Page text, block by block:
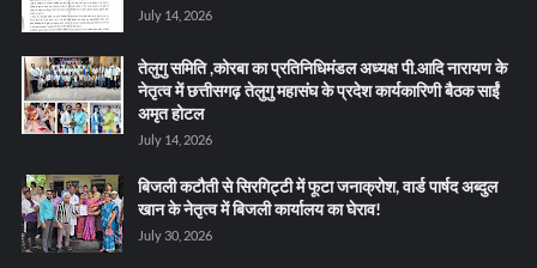
July 14, 2026
तेलुगु समिति ,कोरबा का प्रतिनिधिमंडल अध्यक्ष पी.आदि नारायण के
नेतृत्व में छत्तीसगढ़ तेलुगु महासंघ के प्रदेश कार्यकारिणी बैठक साईं
अमृत होटल
July 14, 2026
बिजली कटौती से सिरगिट्टी में फूटा जनाक्रोश, वार्ड पार्षद अब्दुल
खान के नेतृत्व में बिजली कार्यालय का घेराव!
July 30, 2026